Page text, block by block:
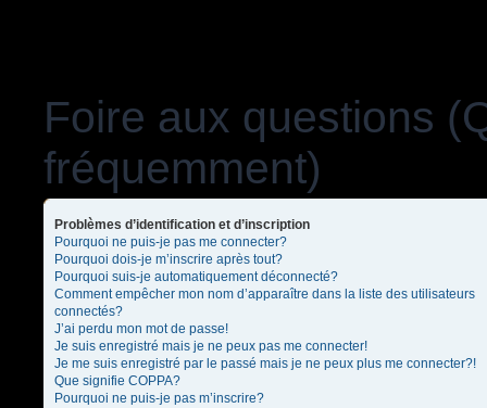
Foire aux questions
fréquemment)
Problèmes d’identification et d’inscription
Pourquoi ne puis-je pas me connecter?
Pourquoi dois-je m’inscrire après tout?
Pourquoi suis-je automatiquement déconnecté?
Comment empêcher mon nom d’apparaître dans la liste des utilisateurs
connectés?
J’ai perdu mon mot de passe!
Je suis enregistré mais je ne peux pas me connecter!
Je me suis enregistré par le passé mais je ne peux plus me connecter?!
Que signifie COPPA?
Pourquoi ne puis-je pas m’inscrire?